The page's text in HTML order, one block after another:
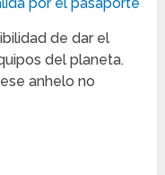
de dar el
del planeta.
anhelo no